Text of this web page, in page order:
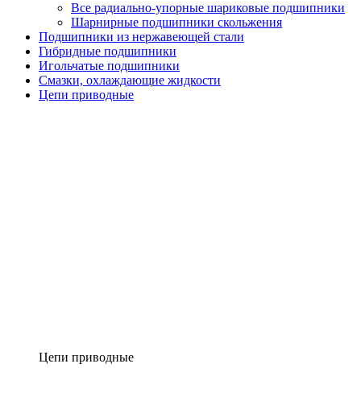
Все радиально-упорные шариковые подшипники
Шарнирные подшипники скольжения
Подшипники из нержавеющей стали
Гибридные подшипники
Игольчатые подшипники
Смазки, охлаждающие жидкости
Цепи приводные
Цепи приводные